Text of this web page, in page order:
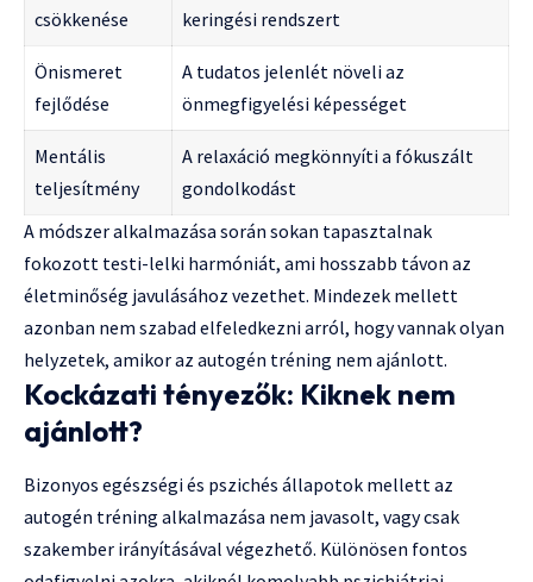
csökkenése
keringési rendszert
Önismeret
fejlődése
A tudatos jelenlét növeli az
önmegfigyelési képességet
Mentális
teljesítmény
A relaxáció megkönnyíti a fókuszált
gondolkodást
A módszer alkalmazása során sokan tapasztalnak
fokozott testi-lelki harmóniát, ami hosszabb távon az
életminőség javulásához vezethet. Mindezek mellett
azonban nem szabad elfeledkezni arról, hogy vannak olyan
helyzetek, amikor az autogén tréning nem ajánlott.
Kockázati tényezők: Kiknek nem
ajánlott?
Bizonyos egészségi és pszichés állapotok mellett az
autogén tréning alkalmazása nem javasolt, vagy csak
szakember irányításával végezhető. Különösen fontos